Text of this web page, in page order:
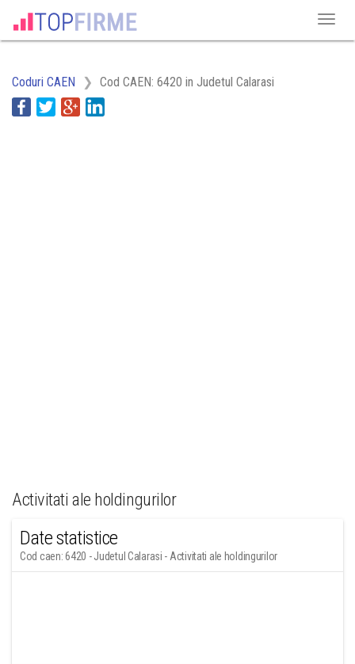
Coduri CAEN Cod CAEN: 6420 in Judetul Calarasi
Activitati ale holdingurilor
Date statistice
Cod caen: 6420 - Judetul Calarasi - Activitati ale holdingurilor